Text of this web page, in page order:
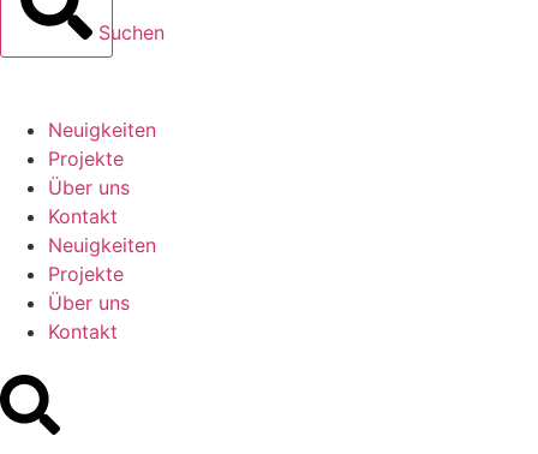
Suchen
Neuigkeiten
Projekte
Über uns
Kontakt
Neuigkeiten
Projekte
Über uns
Kontakt